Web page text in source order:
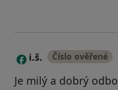
I i.š. Číslo ověřené
Je milý a dobrý